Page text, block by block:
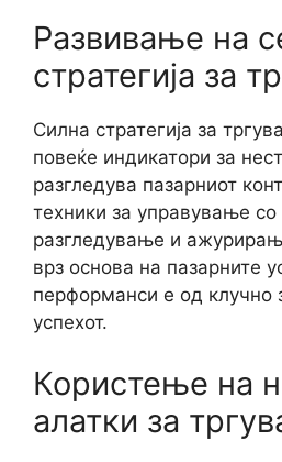
Развивање на
стратегија за
Силна стратегија за
повеќе индикатори за
разгледува пазарниот
техники за управување
разгледување и
врз основа на пазарните
перформанси е од клучно
успехот.
Користење на
алатки за